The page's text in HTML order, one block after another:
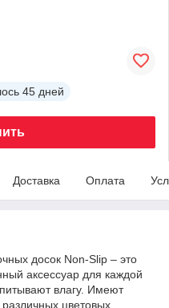
45 дней
Доставка Оплата
досок Non-Slip – это
аксессуар для каждой
влагу. Имеют
цветовых